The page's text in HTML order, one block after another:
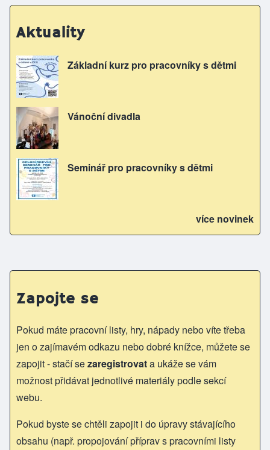
Aktuality
Základní kurz pro pracovníky s dětmi
Vánoční divadla
Seminář pro pracovníky s dětmi
více novinek
Zapojte se
Pokud máte pracovní listy, hry, nápady nebo víte třeba
jen o zajímavém odkazu nebo dobré knížce, můžete se
zapojit - stačí sezaregistrovata ukáže se vám
možnost přidávat jednotlivé materiály podle sekcí
webu.
Pokud byste se chtěli zapojit i do úpravy stávajícího
obsahu (např. propojování příprav s pracovními listy